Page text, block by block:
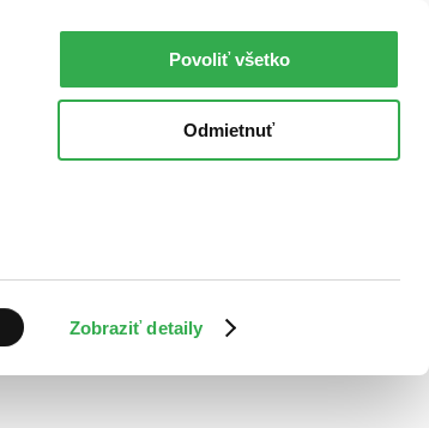
Zobraziť detaily
Povoliť všetko
Odmietnuť